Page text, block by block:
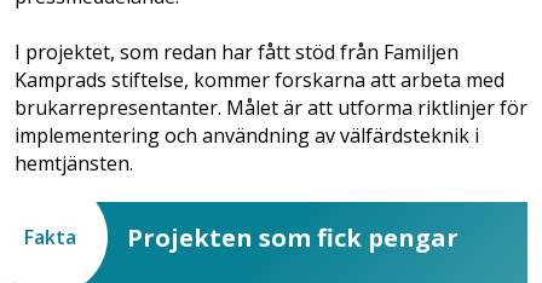
I projektet, som redan har fått stöd från Familjen
Kamprads stiftelse, kommer forskarna att arbeta med
brukarrepresentanter. Målet är att utforma riktlinjer för
implementering och användning av välfärdsteknik i
hemtjänsten.
Fakta Projekten som fick pengar